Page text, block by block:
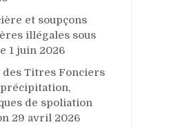
et soupçons
illégales sous
1 juin 2026
Titres Fonciers
de spoliation
29 avril 2026